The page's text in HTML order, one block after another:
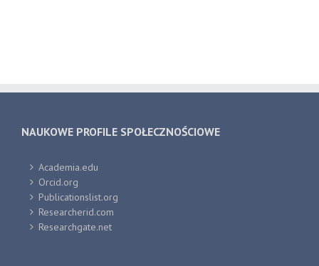
NAUKOWE PROFILE SPOŁECZNOŚCIOWE
Academia.edu
Orcid.org
Publicationslist.org
Researcherid.com
Researchgate.net